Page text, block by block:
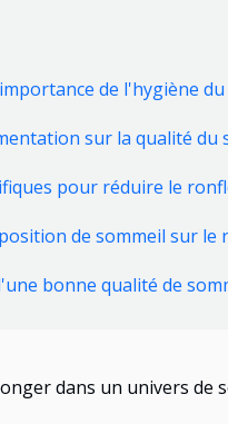
de l'hygiène
sur la qualité du
pour réduire le
de sommeil sur le
bonne qualité de
dans un univers de